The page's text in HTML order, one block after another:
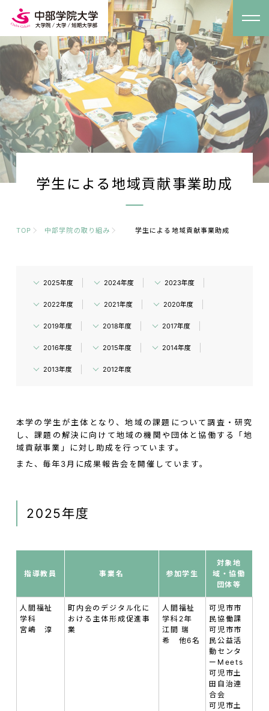
学生による地域貢献事業助成
TOP 中部学院の取り組み 学生による地域貢献事業助成
2025年度 2024年度 2023年度
2022年度 2021年度 2020年度
2019年度 2018年度 2017年度
2016年度 2015年度 2014年度
2013年度 2012年度
本学の学生が主体となり、地域の課題について調査・研究
し、課題の解決に向けて地域の機関や団体と協働する「地
域貢献事業」に対し助成を行っています。
また、毎年3月に成果報告会を開催しています。
2025年度
指導教員 事業名 参加学生
対象地
域・協働
団体等
人間福祉
学科
宮嶋 淳
町内会のデジタル化に
おける主体形成促進事
業
人間福祉
学科2年
江間 瑞
希 他6名
可児市市
民協働課
可児市市
民公益活
動センタ
ーMeets
可児市土
田自治連
合会
可児市土